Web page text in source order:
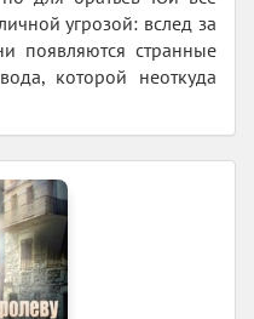
угрозой: вслед за
появляются странные
которой неоткуда